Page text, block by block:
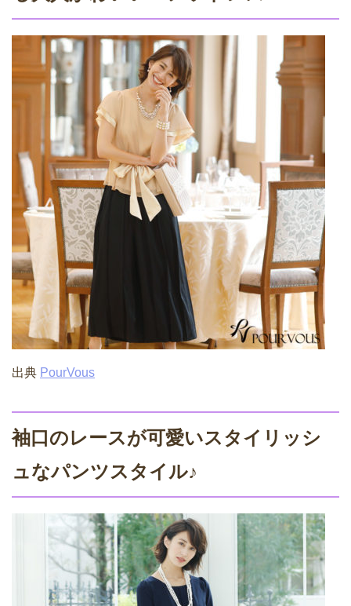
出典 PourVous
袖口のレースが可愛いスタイリッシ
ュなパンツスタイル♪